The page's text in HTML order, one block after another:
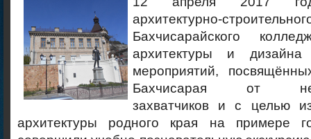
архитектурно-
Бахчисарайского
архитектуры и
мероприятий,
Бахчисарая от
захватчиков и с целью
архитектуры родного края на примере